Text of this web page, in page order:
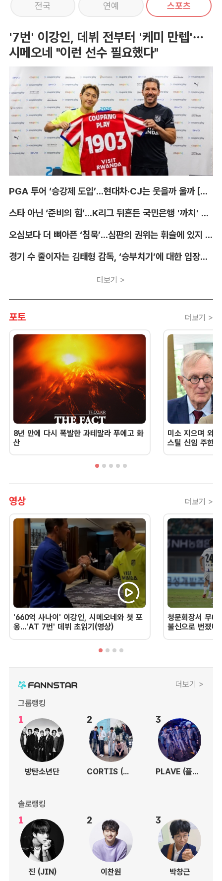
전국 연예 스포츠
'7번' 이강인, 데뷔 전부터 '케미 만렙'…
시메오네 "이런 선수 필요했다"
PGA 투어 ‘승강제 도입’...현대차·CJ는 웃을까 울까 [박호윤의 IN&OUT]
스타 아닌 ‘준비의 힘’...K리그 뒤흔든 국민은행 '까치' 사단 [이영규의 비욘더매치]
오심보다 더 뼈아픈 ‘침묵’...심판의 권위는 휘슬에 있지 않다 [박순규의 창]
경기 수 줄이자는 김태형 감독, ‘승부치기’에 대한 입장부터 밝혀야 [김대호의 야구생각]
더보기 >
포토 더보기 >
8년 만에 다시 폭발한 과테말라 푸에고 화
산
미소 지으며 외
스틸 신임 주한
영상 더보기 >
'660억 사나이' 이강인, 시메오네와 첫 포
옹...'AT 7번' 데뷔 초읽기(영상)
청문회장서 무너
불신으로 번졌
더보기 >
그룹랭킹
1
방탄소년단
2
CORTIS (코르티스)
3
PLAVE (플레이브)
솔로랭킹
1
진 (JIN)
2
이찬원
3
박창근